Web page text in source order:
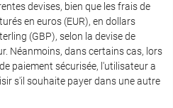
devises, bien que les frais de
en euros (EUR), en dollars
(GBP), selon la devise de
Néanmoins, dans certains cas, lors
paiement sécurisée, l'utilisateur a
s'il souhaite payer dans une autre